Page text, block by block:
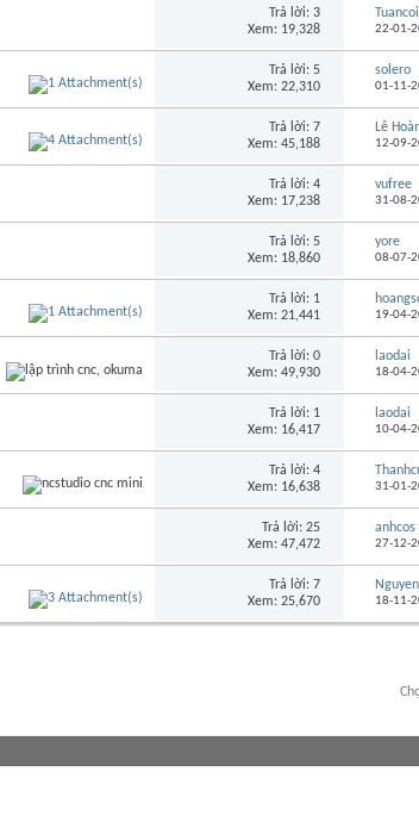
Trả lời: 3
Xem: 19,328
Tuancoi
22-01-
Trả lời: 5
Xem: 22,310
solero
01-11-
Trả lời: 7
Xem: 45,188
Lê
12-09-
Trả lời: 4
Xem: 17,238
vufree
31-08-
Trả lời: 5
Xem: 18,860
yore
08-07-
Trả lời: 1
Xem: 21,441
19-04-
Trả lời: 0
Xem: 49,930
laodai
18-04-
Trả lời: 1
Xem: 16,417
laodai
10-04-
Trả lời: 4
Xem: 16,638
31-01-
Trả lời: 25
Xem: 47,472
anhcos
27-12-
Trả lời: 7
Xem: 25,670
18-11-